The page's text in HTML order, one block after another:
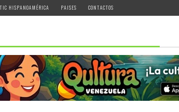
HISPANOAMÉRICA PAISES CONTACTOS